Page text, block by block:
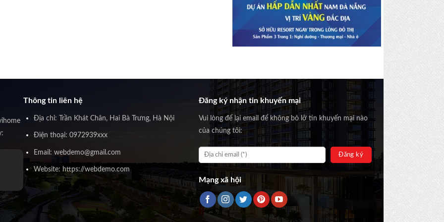
Thông tin liên hệ
Địa chỉ: Trần Khát Chân, Hai Bà Trưng, Hà Nội
Điện thoại: 0972939xxx
Email: webdemo@gmail.com
Website: https://webdemo.com
Đăng ký nhận tin khuyến mại
Vui lòng để lại email để không bỏ lỡ tin khuyến mại nào
của chúng tôi:
Mạng xã hội